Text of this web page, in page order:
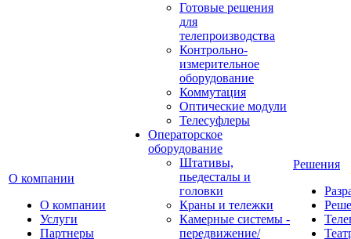
О компании
О компании
Услуги
Партнеры
Готовые решения
для
телепроизводства
Контрольно-
измерительное
оборудование
Коммутация
Оптические модули
Телесуфлеры
Операторское
оборудование
Штативы,
пьедесталы и
головки
Краны и тележки
Камерные системы -
передвижение/
Решения